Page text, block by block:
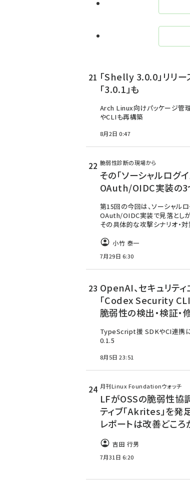
タ
ブ
「Shelly 3.0.0」リリ
「3.0.1」も
Arch Linux向けパッケージ管
やCLIも再構築
8月2日 0:47
脆弱性診断の現場から
その「ソーシャルログ
OAuth/OIDC実装の3
第15回の今回は、ソーシャル
OAuth/OIDC実装で見落とし
その具体的な攻撃シナリオ・対
小竹 泰一
7月29日 6:30
OpenAI、セキュリティ
「Codex Security
脆弱性の検出・検証・
TypeScript援 SDKやCI連携
0.1.5
8月5日 23:51
月刊Linux Foundationウォッチ
LFがOSSの脆弱性協
ティブ「Akrites」を発
レポートは改善どころ
吉田 行男
7月31日 6:20